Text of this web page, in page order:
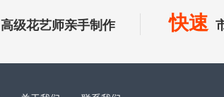
高级花艺师亲手制作 快速